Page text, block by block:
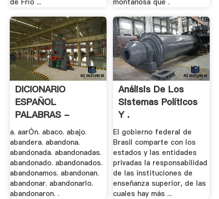
DICIONARIO
ESPAÑOL
PALABRAS -
Actiweb.es
a. aarÓn. abaco. abajo.
abandera. abandona.
abandonada. abandonadas.
abandonado. abandonados.
abandonamos. abandonan.
abandonar. abandonarlo.
abandonaron. .
Análisis De Los
Sistemas Políticos
Y .
El gobierno federal de
Brasil comparte con los
estados y las entidades
privadas la responsabilidad
de las instituciones de
enseñanza superior, de las
cuales hay más ...